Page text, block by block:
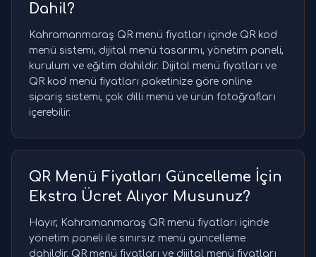
Dahil?
Kahramanmaraş QR menü fiyatları içinde QR kod
menü sistemi, dijital menü tasarımı, yönetim paneli,
kurulum ve eğitim dahildir. Dijital menü fiyatları ve
QR kod menü fiyatları paketinize göre online
sipariş sistemi, çok dilli menü ve ürün fotoğrafları
içerebilir.
QR Menü Fiyatları Güncelleme İçin
Ekstra Ücret Alıyor Musunuz?
Hayır, Kahramanmaraş QR menü fiyatları içinde
yönetim paneli ile sınırsız menü güncelleme
dahildir. QR menü fiyatları ve dijital menü fiyatları